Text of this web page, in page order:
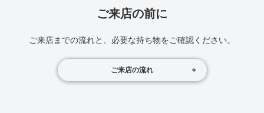
ご来店の前に
ご来店までの流れと、必要な持ち物をご確認ください。
ご来店の流れ